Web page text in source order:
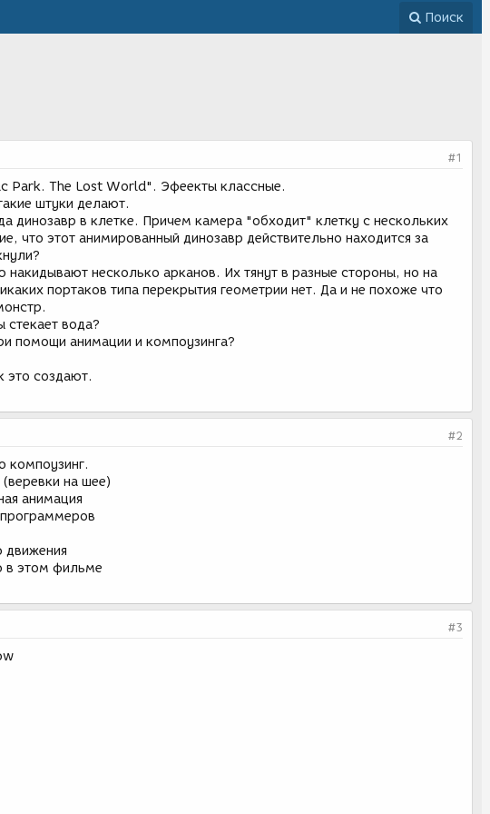
Поиск
#1
Park. The Lost World". Эфеекты классные.
штуки делают.
динозавр в клетке. Причем камера "обходит" клетку с нескольких
что этот анимированный динозавр действительно находится за
накидывают несколько арканов. Их тянут в разные стороны, но на
портаков типа перекрытия геометрии нет. Да и не похоже что
стекает вода?
помощи анимации и компоузинга?
это создают.
#2
компоузинг.
на шее)
анимация
программеров
движения
в этом фильме
#3